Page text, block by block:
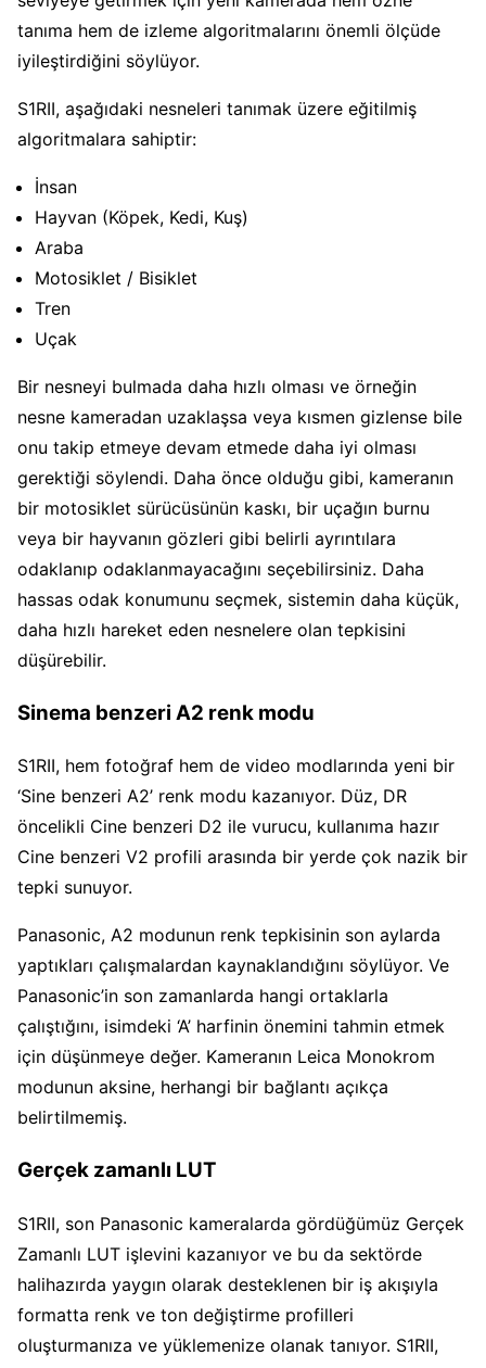
tanıma hem de izleme algoritmalarını önemli ölçüde
iyileştirdiğini söylüyor.
S1RII, aşağıdaki nesneleri tanımak üzere eğitilmiş
algoritmalara sahiptir:
İnsan
Hayvan (Köpek, Kedi, Kuş)
Araba
Motosiklet / Bisiklet
Tren
Uçak
Bir nesneyi bulmada daha hızlı olması ve örneğin
nesne kameradan uzaklaşsa veya kısmen gizlense bile
onu takip etmeye devam etmede daha iyi olması
gerektiği söylendi. Daha önce olduğu gibi, kameranın
bir motosiklet sürücüsünün kaskı, bir uçağın burnu
veya bir hayvanın gözleri gibi belirli ayrıntılara
odaklanıp odaklanmayacağını seçebilirsiniz. Daha
hassas odak konumunu seçmek, sistemin daha küçük,
daha hızlı hareket eden nesnelere olan tepkisini
düşürebilir.
Sinema benzeri A2 renk modu
S1RII, hem fotoğraf hem de video modlarında yeni bir
‘Sine benzeri A2’ renk modu kazanıyor. Düz, DR
öncelikli Cine benzeri D2 ile vurucu, kullanıma hazır
Cine benzeri V2 profili arasında bir yerde çok nazik bir
tepki sunuyor.
Panasonic, A2 modunun renk tepkisinin son aylarda
yaptıkları çalışmalardan kaynaklandığını söylüyor. Ve
Panasonic’in son zamanlarda hangi ortaklarla
çalıştığını, isimdeki ‘A’ harfinin önemini tahmin etmek
için düşünmeye değer. Kameranın Leica Monokrom
modunun aksine, herhangi bir bağlantı açıkça
belirtilmemiş.
Gerçek zamanlı LUT
S1RII, son Panasonic kameralarda gördüğümüz Gerçek
Zamanlı LUT işlevini kazanıyor ve bu da sektörde
halihazırda yaygın olarak desteklenen bir iş akışıyla
formatta renk ve ton değiştirme profilleri
oluşturmanıza ve yüklemenize olanak tanıyor. S1RII,